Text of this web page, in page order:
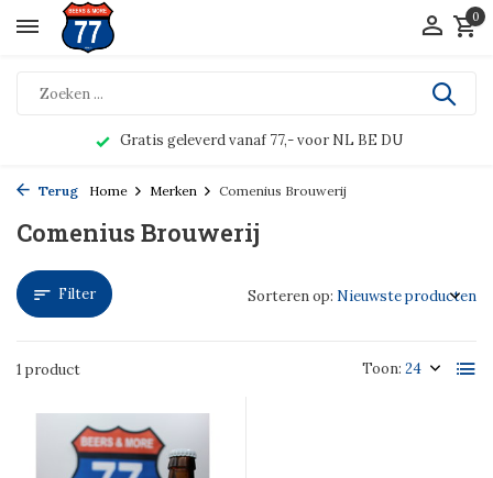
0
Gratis geleverd vanaf 77,- voor NL BE DU
Terug Home Merken Comenius Brouwerij
Comenius Brouwerij
Filter
1 product Toon:
Sorteren op: